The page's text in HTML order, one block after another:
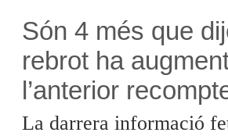
Són 4 més que
rebrot ha
l’anterior
La darrera informació